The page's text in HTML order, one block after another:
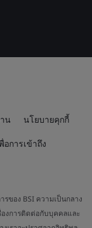
น นโยบายคุกกี้
อการเข้าถึง
ของ BSI ความเป็นกลาง
องการติดต่อกับบุคคลและ